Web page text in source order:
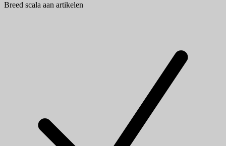
Breed scala aan artikelen